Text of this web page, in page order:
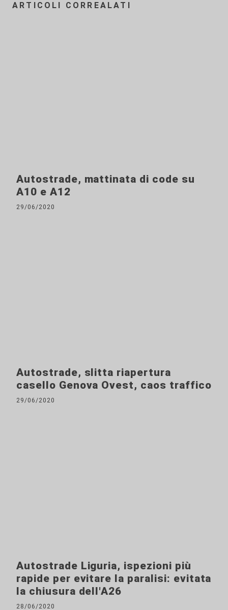
ARTICOLI CORREALATI
Autostrade, mattinata di code su
A10 e A12
29/06/2020
Autostrade, slitta riapertura
casello Genova Ovest, caos traffico
29/06/2020
Autostrade Liguria, ispezioni più
rapide per evitare la paralisi: evitata
la chiusura dell'A26
28/06/2020